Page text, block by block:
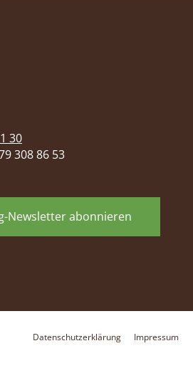
30
308 86 53
Newsletter abonnieren
Datenschutzerklärung Impressum